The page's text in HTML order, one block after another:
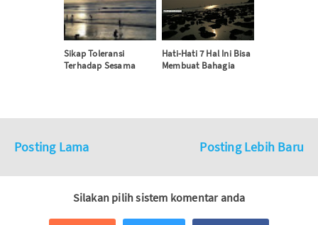
Sikap Toleransi
Terhadap Sesama
Hati-Hati 7 Hal Ini Bisa
Membuat Bahagia
Posting Lebih Baru
Posting Lama
Silakan pilih sistem komentar anda